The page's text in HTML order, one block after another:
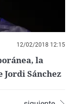
12/02/2018 12:15
la
Sánchez